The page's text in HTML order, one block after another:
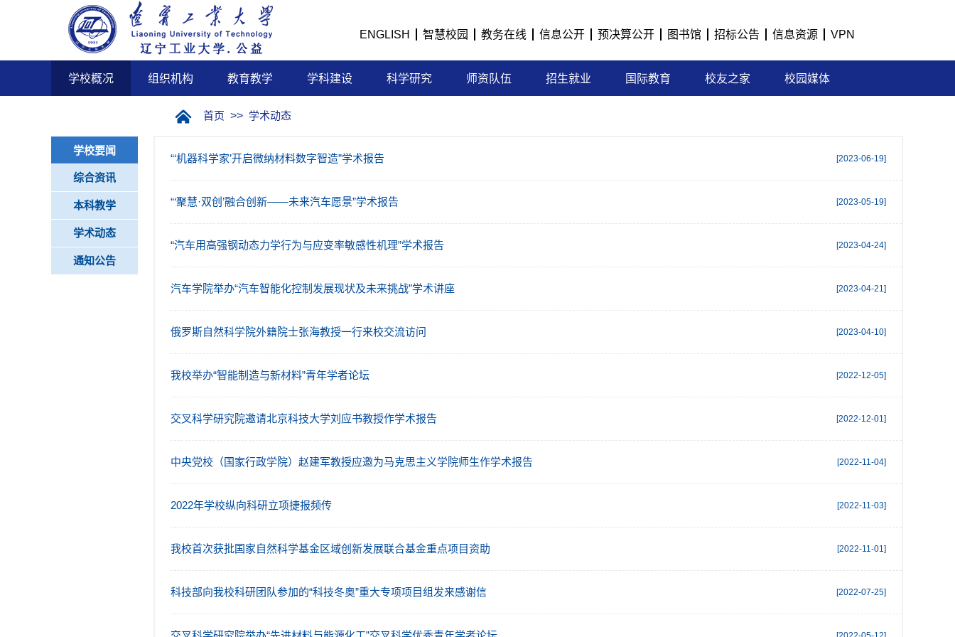
ENGLISH 智慧校园 教务在线 信息公开 预决算公开 图书馆 招标公告 信息资源 VPN
学校概况 组织机构 教育教学 学科建设 科学研究 师资队伍 招生就业 国际教育 校友之家 校园媒体
学校要闻
综合资讯
本科教学
学术动态
通知公告
首页 >> 学术动态
“‘机器科学家’开启微纳材料数字智造”学术报告 [2023-06-19]
“‘聚慧·双创’融合创新——未来汽车愿景”学术报告 [2023-05-19]
“汽车用高强钢动态力学行为与应变率敏感性机理”学术报告 [2023-04-24]
汽车学院举办“汽车智能化控制发展现状及未来挑战”学术讲座 [2023-04-21]
俄罗斯自然科学院外籍院士张海教授一行来校交流访问 [2023-04-10]
我校举办“智能制造与新材料”青年学者论坛 [2022-12-05]
交叉科学研究院邀请北京科技大学刘应书教授作学术报告 [2022-12-01]
中央党校（国家行政学院）赵建军教授应邀为马克思主义学院师生作学术报告 [2022-11-04]
2022年学校纵向科研立项捷报频传 [2022-11-03]
我校首次获批国家自然科学基金区域创新发展联合基金重点项目资助 [2022-11-01]
科技部向我校科研团队参加的“科技冬奥”重大专项项目组发来感谢信 [2022-07-25]